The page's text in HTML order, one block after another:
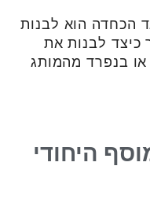
הכחדה הוא לבנות
לבנות את
בנפרד מהמותג
היחודי